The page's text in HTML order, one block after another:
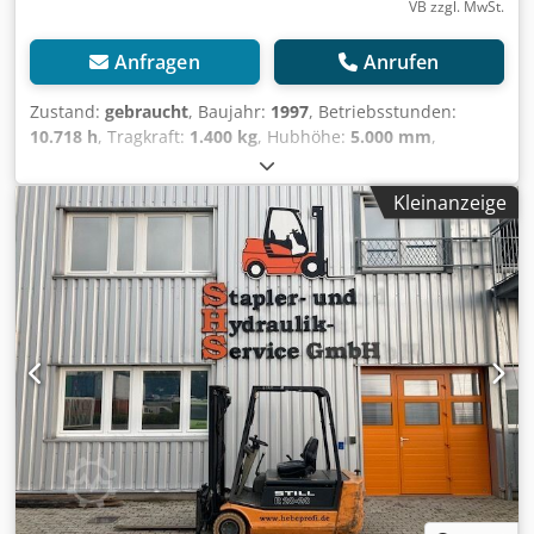
VB zzgl. MwSt.
Anfragen Anrufen
Zustand: gebraucht, Baujahr: 1997, Betriebsstunden:
10.718 h, Tragkraft: 1.400 kg, Hubhöhe: 5.000 mm,
, Masttyp:Triplex
Gabelträgerbreite:920 mm, Gabellänge:1.070 mm,
Leergewicht:3.385 kg, Antriebsart:Elektro, Baubreite:
1.060 mm
, Elektro 3 Rad-Stapler Lastschwerpunkt: 500
Gabelbreite: 100 mm Gabeldicke: 35 mm ISO Klasse: ISO
Klasse 2 = 1.000 - 2.500 kg Masttyp: Triplex Zustand:
Einsatzbereit und voll funktionsfähig Zustand Technisch:
gut Bereifung vorne Typ: Superelastik Bereifung vorne
Grösse: 180/70-8 Bereifung vorne Zustand: 60 - 80%
Bereifung hinten Typ: Superelastik Bereifung hinten
Grösse: 150/75-8 Bereifung hinten Zustand: 40 - 60%
Batterie Volt: 48V Batterie Ah: 500Ah Batterie Hersteller:
Hawker Batterie Typ: Waterless Batterie Baujahr: 2009
Batterie Zustand: 40 - 60% Beschreibung: 3. + 4. Ventil bis
Gabelträger, Arbeitsscheinwerfer vorn, BlueSpot hinten,
Kleinanzeige